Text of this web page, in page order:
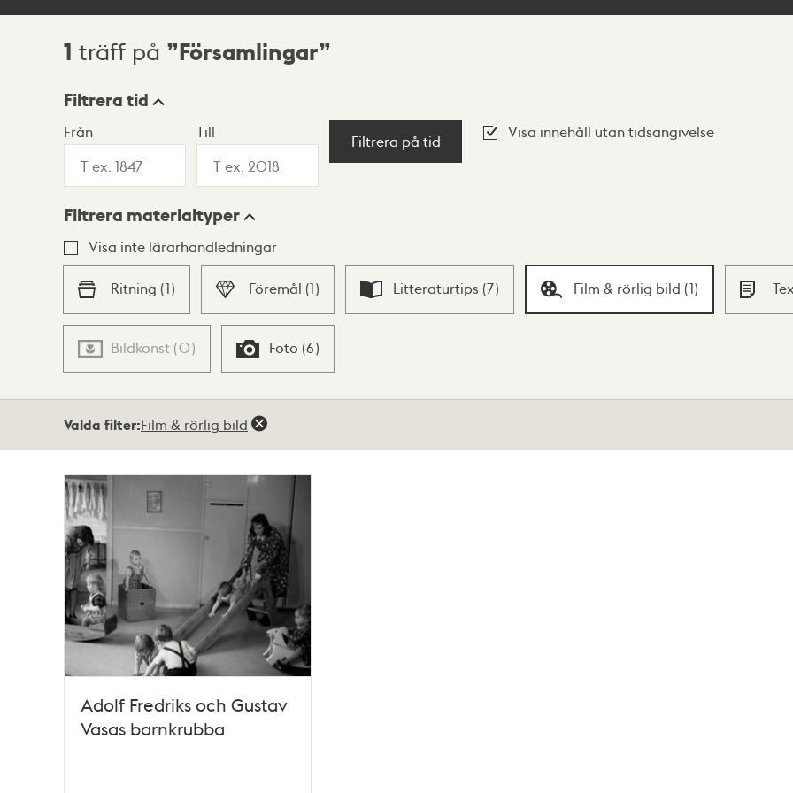
Sökresultat
1 träff på Församlingar
Visningsläge
Lista Karta
Filtrera tid
Från Till
Filtrera på tid
Visa innehåll utan tidsangivelse
Filtrera materialtyper
Visa inte lärarhandledningar
Ritning (1) Föremål (1) Litteraturtips (7) Film & rörlig bild (1)
Bildkonst (0) Foto (6)
Valda filter:Film & rörlig bild
Adolf Fredriks och Gustav
Vasas barnkrubba